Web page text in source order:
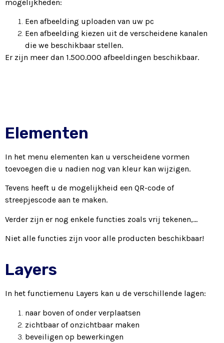
mogelijkheden:
Een afbeelding uploaden van uw pc
Een afbeelding kiezen uit de verscheidene kanalen
die we beschikbaar stellen.
Er zijn meer dan 1.500.000 afbeeldingen beschikbaar.
Elementen
In het menu elementen kan u verscheidene vormen
toevoegen die u nadien nog van kleur kan wijzigen.
Tevens heeft u de mogelijkheid een QR-code of
streepjescode aan te maken.
Verder zijn er nog enkele functies zoals vrij tekenen,…
Niet alle functies zijn voor alle producten beschikbaar!
Layers
In het functiemenu Layers kan u de verschillende lagen:
naar boven of onder verplaatsen
zichtbaar of onzichtbaar maken
beveiligen op bewerkingen